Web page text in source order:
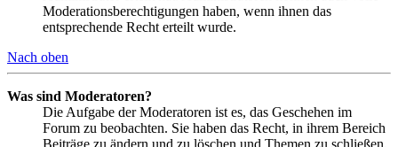
Moderationsberechtigungen haben, wenn ihnen das
entsprechende Recht erteilt wurde.
Nach oben
Was sind Moderatoren?
Die Aufgabe der Moderatoren ist es, das Geschehen im
Forum zu beobachten. Sie haben das Recht, in ihrem Bereich